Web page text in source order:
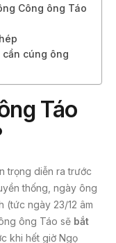
Công ông Táo
cúng ông
Táo
trọng diễn ra trước
thống, ngày ông
(tức ngày 23/12 âm
ông Táo sẽ bắt
khi hết giờ Ngọ